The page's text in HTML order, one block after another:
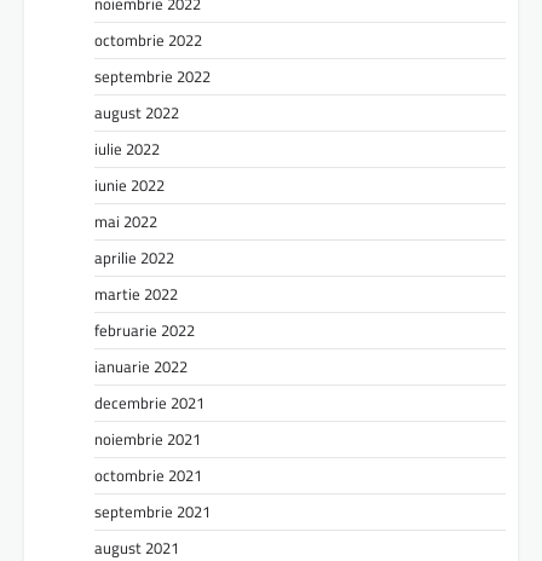
octombrie 2022
septembrie 2022
august 2022
iulie 2022
iunie 2022
mai 2022
aprilie 2022
martie 2022
februarie 2022
ianuarie 2022
decembrie 2021
noiembrie 2021
octombrie 2021
septembrie 2021
august 2021